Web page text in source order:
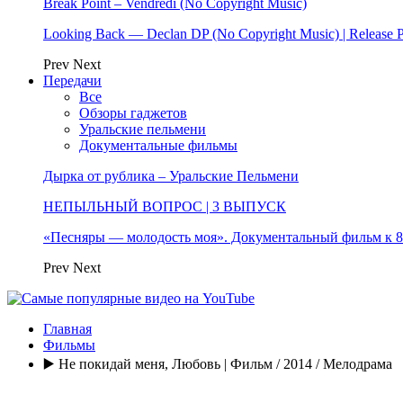
Break Point – Vendredi (No Copyright Music)
Looking Back — Declan DP (No Copyright Music) | Release
Prev Next
Передачи
Все
Обзоры гаджетов
Уральские пельмени
Документальные фильмы
Дырка от рублика – Уральские Пельмени
НЕПЫЛЬНЫЙ ВОПРОС | 3 ВЫПУСК
«Песняры — молодость моя». Документальный фильм к
Prev Next
Главная
Фильмы
▶️ Не покидай меня, Любовь | Фильм / 2014 / Мелодрама